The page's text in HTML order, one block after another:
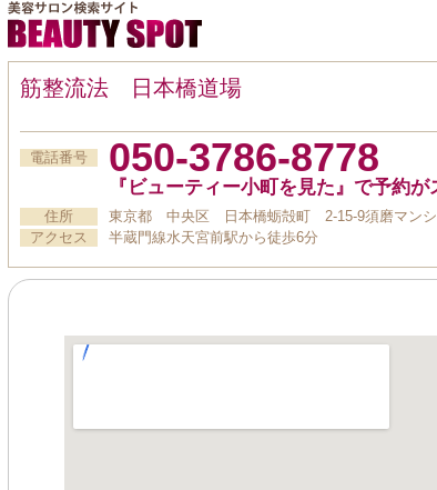
筋整流法 日本橋道場
電話番号 050-3786-8778
『ビューティー小町を見た』で予約が
住所
東京都 中央区 日本橋蛎殻町 2-15-9須磨マンシ
アクセス
半蔵門線水天宮前駅から徒歩6分